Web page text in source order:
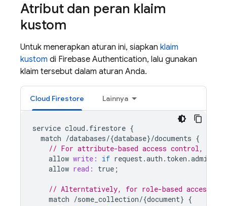
Atribut dan peran klaim
kustom
Untuk menerapkan aturan ini, siapkan klaim
kustom di Firebase Authentication, lalu gunakan
klaim tersebut dalam aturan Anda.
Cloud Firestore Lainnya
service cloud . firestore {
match /databases/{database}/documents {
// For attribute-based access control,
allow write: if request.auth . token .admin
allow read: true ;
// Alterntatively, for role-based access,
match /some_collection/{document} {